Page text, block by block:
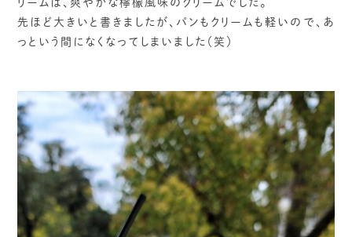
先ほど大きいと書きましたが、パンもクリームも軽いので、あ
っという間になくなってしまいました（笑）